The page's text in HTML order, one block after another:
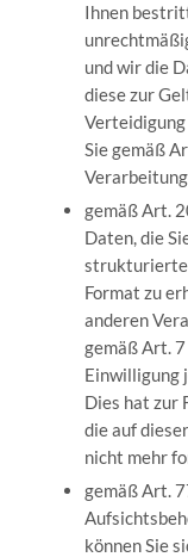
Ihnen
und wir die
diese zur
Sie gemäß
gemäß Art.
Daten, die
Format zu
anderen
gemäß Art.
Einwilligung
Dies hat zur
die auf
nicht mehr
gemäß Art.
können Sie